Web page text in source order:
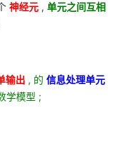
神经元 , 单元之间互相
输出 , 的 信息处理单元
学模型 ;